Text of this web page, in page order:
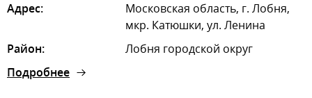
Адрес:
Московская область, г. Лобня,
мкр. Катюшки, ул. Ленина
Район:
Лобня городской округ
Подробнее